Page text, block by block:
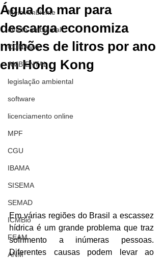
Meio Ambiente
direito ambiental
CONAMA
AMBIENTAL
legislação ambiental
software
licenciamento online
MPF
CGU
IBAMA
SISEMA
SEMAD
ICMBio
FEAM
ANM
Água do mar para
descarga economiza
milhões de litros por ano
em Hong Kong
Em várias regiões do Brasil a escassez
hídrica é um grande problema que traz
sofrimento a inúmeras pessoas.
Diferentes causas podem levar ao